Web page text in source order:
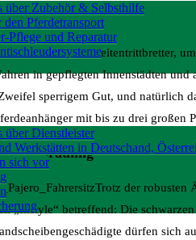
über Zubehör & Selbsthilfe
Pferdetransport
Pflege und Reparatur
über Dienstleister
Werkstätten in Deutschand,
sich vor
matt glänzenden Seitentrittbretter,
in gepflegten Innenstädten
sperrigem Gut, und natürlich
mit bis zu drei großen
großräumig
Trotz der robusten
„Instyle“ betreffend: Die
dürfen sich